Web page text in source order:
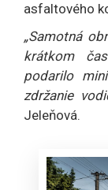
asfaltového
„Samotná
krátkom
podarilo
zdržanie
Jeleňová.